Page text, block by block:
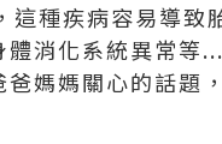
種疾病容易導致
體消化系統異常等
媽媽關心的話題